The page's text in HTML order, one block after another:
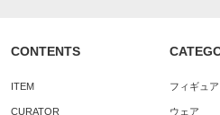
CONTENTS
ITEM
CURATOR
フィギュ
ウェア